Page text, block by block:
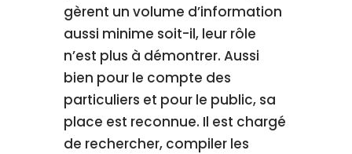
gèrent un volume d’information
aussi minime soit-il, leur rôle
n’est plus à démontrer. Aussi
bien pour le compte des
particuliers et pour le public, sa
place est reconnue. Il est chargé
de rechercher, compiler les